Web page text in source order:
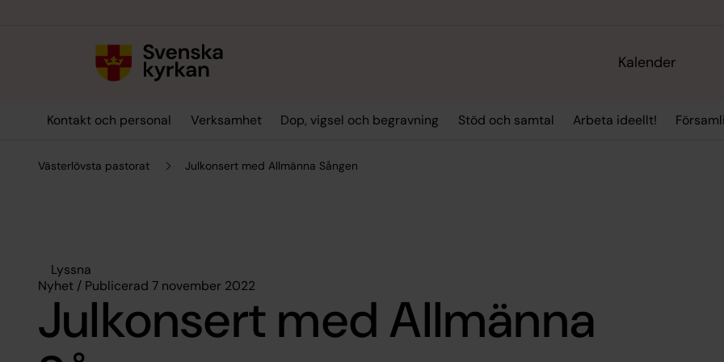
Kalender
Kontakt och personal Verksamhet Dop, vigsel och begravning Stöd och samtal Arbeta ideellt!
Västerlövsta pastorat Julkonsert med Allmänna Sången
Lyssna
Nyhet / Publicerad 7 november 2022
Julkonsert med Allmänna